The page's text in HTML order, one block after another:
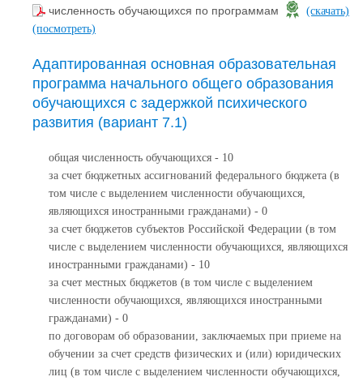
численность обучающихся по программам
(скачать)
(посмотреть)
Адаптированная основная образовательная
программа начального общего образования
обучающихся с задержкой психического
развития (вариант 7.1)
общая численность обучающихся - 10
за счет бюджетных ассигнований федерального бюджета (в
том числе с выделением численности обучающихся,
являющихся иностранными гражданами) - 0
за счет бюджетов субъектов Российской Федерации (в том
числе с выделением численности обучающихся, являющихся
иностранными гражданами) - 10
за счет местных бюджетов (в том числе с выделением
численности обучающихся, являющихся иностранными
гражданами) - 0
по договорам об образовании, заключаемых при приеме на
обучении за счет средств физических и (или) юридических
лиц (в том числе с выделением численности обучающихся,